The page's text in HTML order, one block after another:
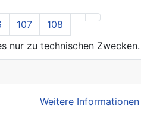
107 108
nur zu technischen
Weitere Informationen